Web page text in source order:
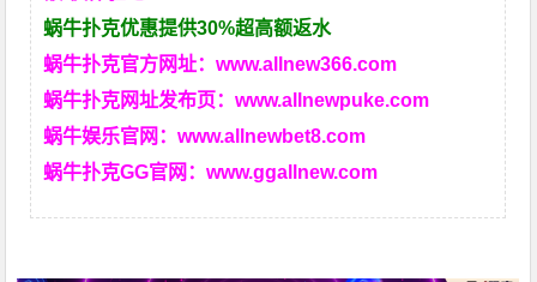
蜗牛扑克优惠提供30%超高额返水
蜗牛扑克官方网址：www.allnew366.com
蜗牛扑克网址发布页：www.allnewpuke.com
蜗牛娱乐官网：www.allnewbet8.com
蜗牛扑克GG官网：www.ggallnew.com